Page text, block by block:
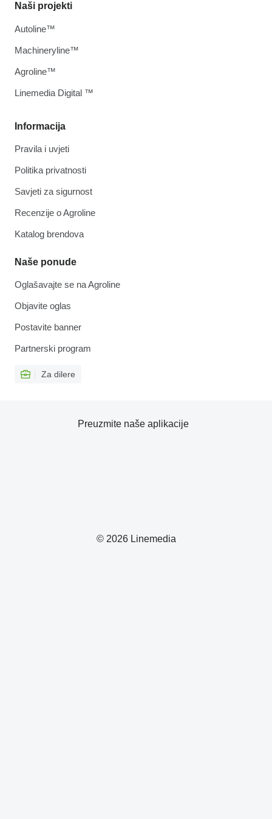
Informacija
Pravila i uvjeti
Politika privatnosti
Savjeti za sigurnost
Recenzije o Agroline
Katalog brendova
Naše ponude
Oglašavajte se na Agroline
Objavite oglas
Postavite banner
Partnerski program
Za dilere
Naši projekti
Autoline™
Machineryline™
Agroline™
Linemedia Digital ™
© 2026 Linemedia
Preuzmite naše aplikacije